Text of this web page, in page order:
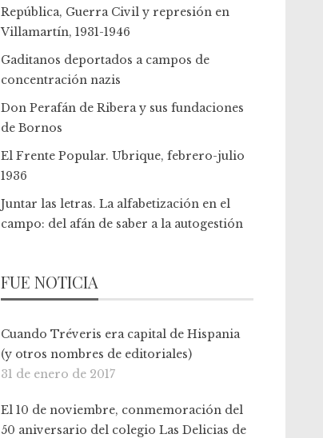
República, Guerra Civil y represión en
Villamartín, 1931-1946
Gaditanos deportados a campos de
concentración nazis
Don Perafán de Ribera y sus fundaciones
de Bornos
El Frente Popular. Ubrique, febrero-julio
1936
Juntar las letras. La alfabetización en el
campo: del afán de saber a la autogestión
FUE NOTICIA
Cuando Tréveris era capital de Hispania
(y otros nombres de editoriales)
31 de enero de 2017
El 10 de noviembre, conmemoración del
50 aniversario del colegio Las Delicias de